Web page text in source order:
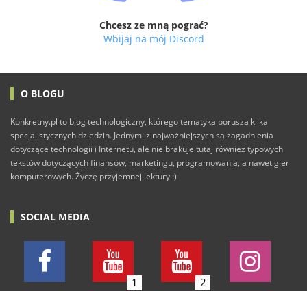
Chcesz ze mną pograć?
Wbijaj na mój Discord
O BLOGU
Konkretny.pl to blog technologiczny, którego tematyka porusza kilka
specjalistycznych dziedzin. Jednymi z najważniejszych są zagadnienia
dotyczące technologii i Internetu, ale nie brakuje tutaj również typowych
tekstów dotyczących finansów, marketingu, programowania, a nawet gier
komputerowych. Życzę przyjemnej lektury :)
SOCIAL MEDIA
1 2